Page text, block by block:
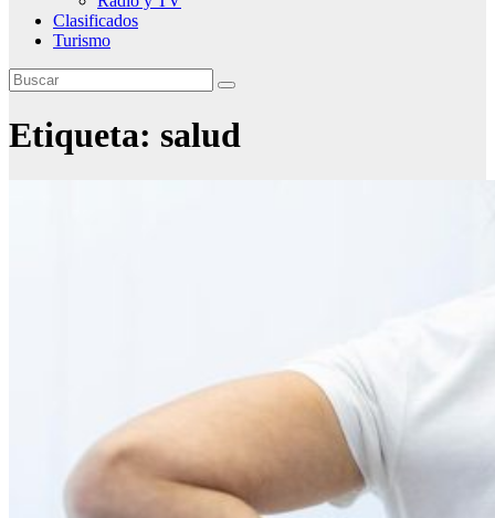
Clasificados
Turismo
Etiqueta: salud